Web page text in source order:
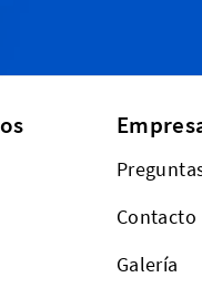
Contacto
Galería